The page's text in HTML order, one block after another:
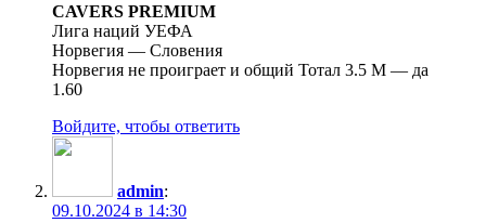
CAVERS PREMIUM
Лига наций УЕФА
Норвегия — Словения
Норвегия не проиграет и общий Тотал 3.5 М — да
1.60
Войдите, чтобы ответить
admin:
09.10.2024 в 14:30